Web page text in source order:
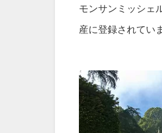
モンサンミッシェ
産に登録されてい